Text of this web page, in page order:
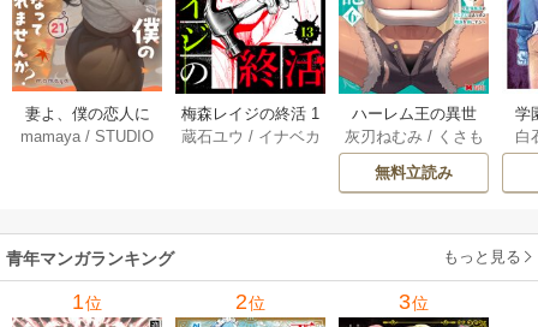
妻よ、僕の恋人に
なってくれません
mamaya /STUDIO
梅森レイジの終活 1
3巻
蔵石ユウ / イナベカ
ハーレム王の異世
界プレス漫遊記 ～
最強無双のおじさ
んはあらゆる種族
ミック） 6巻
灰刃ねむみ / くさも
ち
無料立読み
学
ア
（
白
青年マンガランキング もっと見る
1位 2位 3位